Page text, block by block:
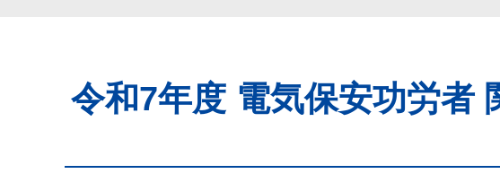
令和7年度 電気保安功労者